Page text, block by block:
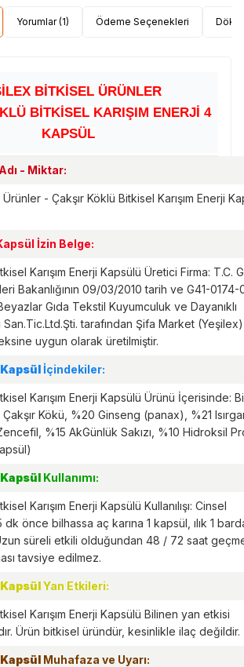
Yorumlar (1) Ödeme Seçenekleri
BİTKİSEL ÜRÜNLER
BİTKİSEL KARIŞIM ENERJİ 4
KAPSÜL
- Miktar:
- Çakşır Köklü Bitkisel Karışım Enerji
İzin Belge:
Karışım Enerji Kapsülü Üretici Firma: T.C.
Bakanlığının 09/03/2010 tarih ve G41-
Gıda Tekstil Kuyumculuk ve Dayanıklı
San.Tic.Ltd.Şti. tarafından Şifa Market (Yeşilex)
uygun olarak üretilmiştir.
İçindekiler:
Karışım Enerji Kapsülü Ürünü İçerisinde:
Kökü, %20 Ginseng (panax), %21
%15 AkGünlük Sakızı, %10 Hidroksil
Kullanımı:
Karışım Enerji Kapsülü Kullanılışı: Cinsel
önce bilhassa aç karına 1 kapsül, ılık 1
Uzun süreli etkili olduğundan 48 / 72 saat
tavsiye edilmez.
Yan Etkileri:
Karışım Enerji Kapsülü Bilinen yan etkisi
Ürün bitkisel üründür, kesinlikle ilaç değildir.
Muhafaza ve Uyarı: